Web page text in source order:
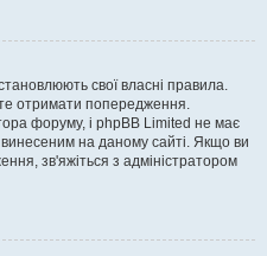
свої власні правила.
отримати попередження.
форуму, і phpBB Limited не має
на даному сайті. Якщо ви
зв'яжіться з адміністратором